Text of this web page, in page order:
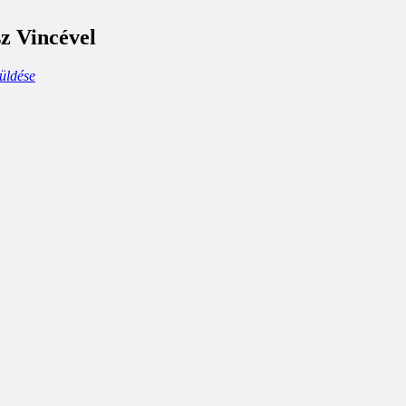
Vincével